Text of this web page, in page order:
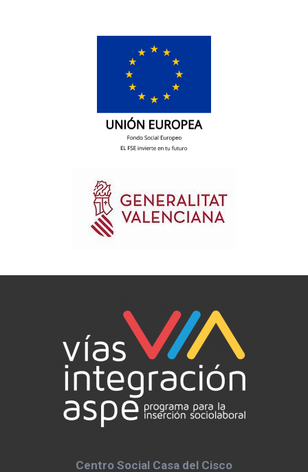
Centro Social Casa del Cisco